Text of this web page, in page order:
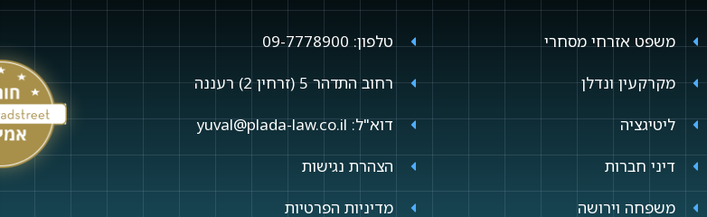
משפט אזרחי מסחרי
מקרקעין ונדלן
ליטיגציה
דיני חברות
משפחה וירושה
טלפון: 09-7778900
רחוב התדהר 5 (זרחין 2) רעננה
דוא"ל: yuval@plada-law.co.il
הצהרת נגישות
מדיניות הפרטיות